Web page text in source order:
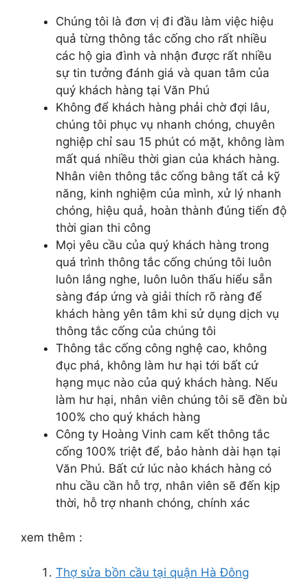
Chúng tôi là đơn vị đi đầu làm việc hiệu
quả từng thông tắc cống cho rất nhiều
các hộ gia đình và nhận được rất nhiều
sự tin tưởng đánh giá và quan tâm của
quý khách hàng tại Văn Phú
Không để khách hàng phải chờ đợi lâu,
chúng tôi phục vụ nhanh chóng, chuyên
nghiệp chỉ sau 15 phút có mặt, không làm
mất quá nhiều thời gian của khách hàng.
Nhân viên thông tắc cống bằng tất cả kỹ
năng, kinh nghiệm của mình, xử lý nhanh
chóng, hiệu quả, hoàn thành đúng tiến độ
thời gian thi công
Mọi yêu cầu của quý khách hàng trong
quá trình thông tắc cống chúng tôi luôn
luôn lắng nghe, luôn luôn thấu hiểu sẵn
sàng đáp ứng và giải thích rõ ràng để
khách hàng yên tâm khi sử dụng dịch vụ
thông tắc cống của chúng tôi
Thông tắc cống công nghệ cao, không
đục phá, không làm hư hại tới bất cứ
hạng mục nào của quý khách hàng. Nếu
làm hư hại, nhân viên chúng tôi sẽ đền bù
100% cho quý khách hàng
Công ty Hoàng Vinh cam kết thông tắc
cống 100% triệt để, bảo hành dài hạn tại
Văn Phú. Bất cứ lúc nào khách hàng có
nhu cầu cần hỗ trợ, nhân viên sẽ đến kịp
thời, hỗ trợ nhanh chóng, chính xác
xem thêm :
Thợ sửa bồn cầu tại quận Hà Đông